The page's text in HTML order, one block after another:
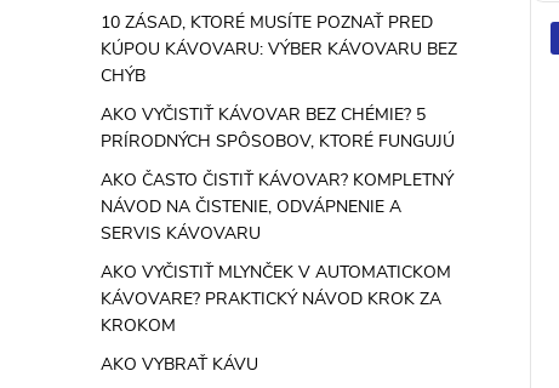
10 ZÁSAD, KTORÉ MUSÍTE POZNAŤ PRED
KÚPOU KÁVOVARU: VÝBER KÁVOVARU BEZ
CHÝB
AKO VYČISTIŤ KÁVOVAR BEZ CHÉMIE? 5
PRÍRODNÝCH SPÔSOBOV, KTORÉ FUNGUJÚ
AKO ČASTO ČISTIŤ KÁVOVAR? KOMPLETNÝ
NÁVOD NA ČISTENIE, ODVÁPNENIE A
SERVIS KÁVOVARU
AKO VYČISTIŤ MLYNČEK V AUTOMATICKOM
KÁVOVARE? PRAKTICKÝ NÁVOD KROK ZA
KROKOM
AKO VYBRAŤ KÁVU